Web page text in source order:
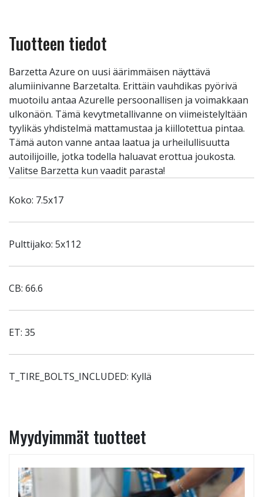
Tuotteen tiedot
Barzetta Azure on uusi äärimmäisen näyttävä
alumiinivanne Barzetalta. Erittäin vauhdikas pyörivä
muotoilu antaa Azurelle persoonallisen ja voimakkaan
ulkonäön. Tämä kevytmetallivanne on viimeistelyltään
tyylikäs yhdistelmä mattamustaa ja kiillotettua pintaa.
Tämä auton vanne antaa laatua ja urheilullisuutta
autoilijoille, jotka todella haluavat erottua joukosta.
Valitse Barzetta kun vaadit parasta!
Koko: 7.5x17
Pulttijako: 5x112
CB: 66.6
ET: 35
T_TIRE_BOLTS_INCLUDED: Kyllä
Myydyimmät tuotteet